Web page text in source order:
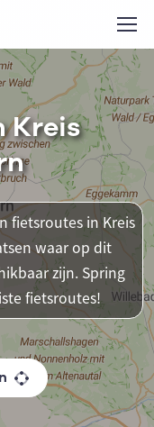
Kreis
fietsroutes in Kreis
waar op dit
zijn. Spring
fietsroutes!